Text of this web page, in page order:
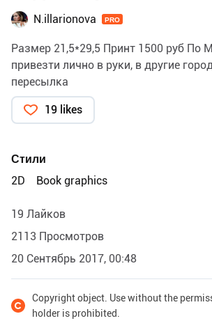
N.illarionova PRO
Размер 21,5*29,5 Принт 1500 руб По
привезти лично в руки, в другие
пересылка
19 likes
Стили
2D
Book graphics
19 Лайков
2113 Просмотров
20 Сентябрь 2017, 00:48
Copyright object. Use without the
holder is prohibited.